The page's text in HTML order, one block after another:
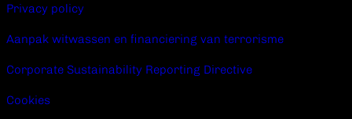
Privacy policy
Aanpak witwassen en financiering van terrorisme
Corporate Sustainability Reporting Directive
Cookies